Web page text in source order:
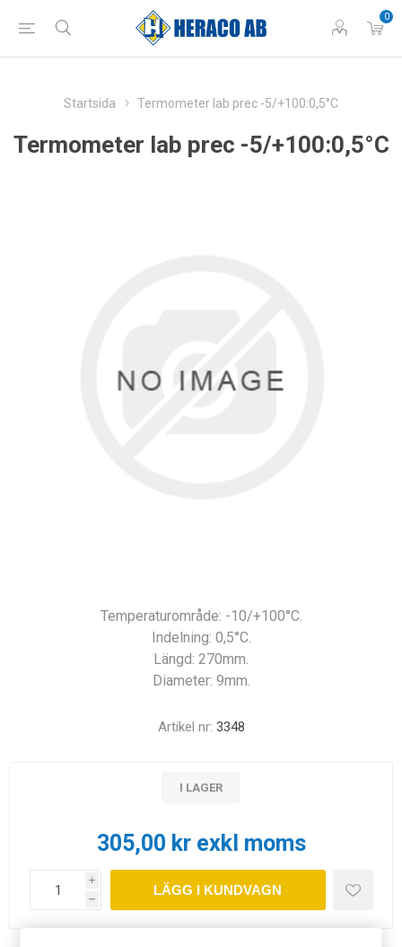
0
Startsida Termometer lab prec -5/+100:0,5°C
Termometer lab prec -5/+100:0,5°C
Temperaturområde: -10/+100°C.
Indelning: 0,5°C.
Längd: 270mm.
Diameter: 9mm.
Artikel nr: 3348
I LAGER
305,00 kr exkl moms
i
h
LÄGG I KUNDVAGN